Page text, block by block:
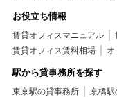
お役立ち情報
賃貸オフィスマニュアル
賃貸オフィス賃料相場
オ
駅から貸事務所を探す
東京駅の貸事務所 京橋駅